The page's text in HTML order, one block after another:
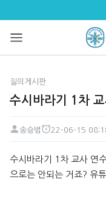
수시바라기
질의게시판
수시바라기 1차 교
페이지 정보
송승범
22-06-15
본문
수시바라기 1차 교사 연
으로는 안되는 거죠? 유